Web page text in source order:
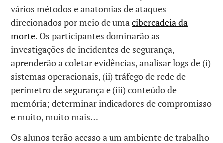
vários métodos e anatomias de ataques
direcionados por meio de umacibercadeia da
morte. Os participantes dominarão as
investigações de incidentes de segurança,
aprenderão a coletar evidências, analisar logs de (i)
sistemas operacionais, (ii) tráfego de rede de
perímetro de segurança e (iii) conteúdo de
memória; determinar indicadores de compromisso
e muito, muito mais…
Os alunos terão acesso a um ambiente de trabalho